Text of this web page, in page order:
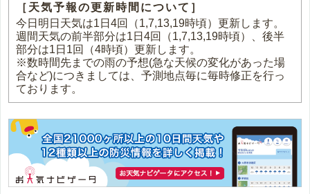
［天気予報の更新時間について］
今日明日天気は1日4回（1,7,13,19時頃）更新します。
週間天気の前半部分は1日4回（1,7,13,19時頃）、後半
部分は1日1回（4時頃）更新します。
※数時間先までの雨の予想(急な天候の変化があった場
合など)につきましては、予測地点毎に毎時修正を行っ
ております。